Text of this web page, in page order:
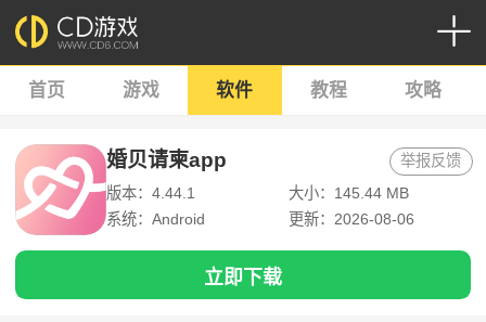
首页 游戏 软件 教程 攻略
婚贝请柬app
版本：4.44.1
大小：145.44 MB
系统：Android
更新：2026-08-06
举报反馈
立即下载